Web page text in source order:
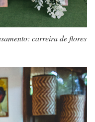
carreira de flores